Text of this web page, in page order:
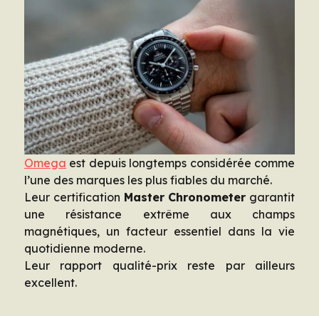
Omega est depuis longtemps considérée comme
l’une des marques les plus fiables du marché.
Leur certification Master Chronometer garantit
une résistance extrême aux champs
magnétiques, un facteur essentiel dans la vie
quotidienne moderne.
Leur rapport qualité-prix reste par ailleurs
excellent.